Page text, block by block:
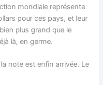
mondiale représente
pour ces pays, et leur
plus grand que le
là, en germe.
note est enfin arrivée. Le